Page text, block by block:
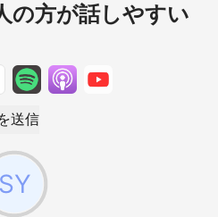
の方が話しやすい
送信